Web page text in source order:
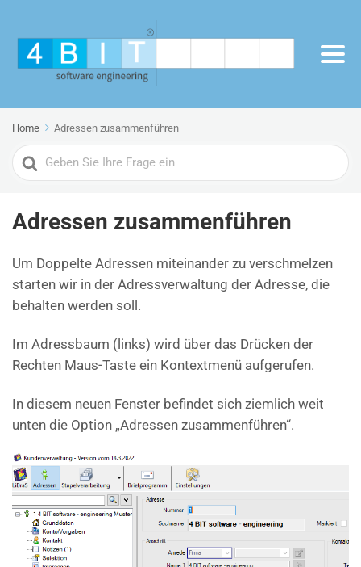
Home Adressen zusammenführen
Search
For
Adressen zusammenführen
Um Doppelte Adressen miteinander zu verschmelzen
starten wir in der Adressverwaltung der Adresse, die
behalten werden soll.
Im Adressbaum (links) wird über das Drücken der
Rechten Maus-Taste ein Kontextmenü aufgerufen.
In diesem neuen Fenster befindet sich ziemlich weit
unten die Option „Adressen zusammenführen“.